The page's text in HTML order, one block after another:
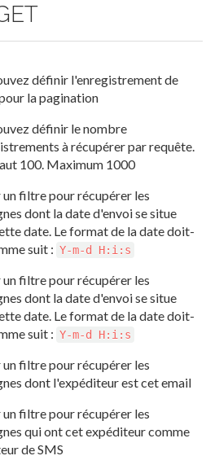
définir l'enregistrement de
la pagination
définir le nombre
à récupérer par requête.
100. Maximum 1000
filtre pour récupérer les
dont la date d'envoi se situe
date. Le format de la date doit-
suit : Y-m-d H:i:s
filtre pour récupérer les
dont la date d'envoi se situe
date. Le format de la date doit-
suit : Y-m-d H:i:s
filtre pour récupérer les
dont l'expéditeur est cet email
filtre pour récupérer les
qui ont cet expéditeur comme
de SMS